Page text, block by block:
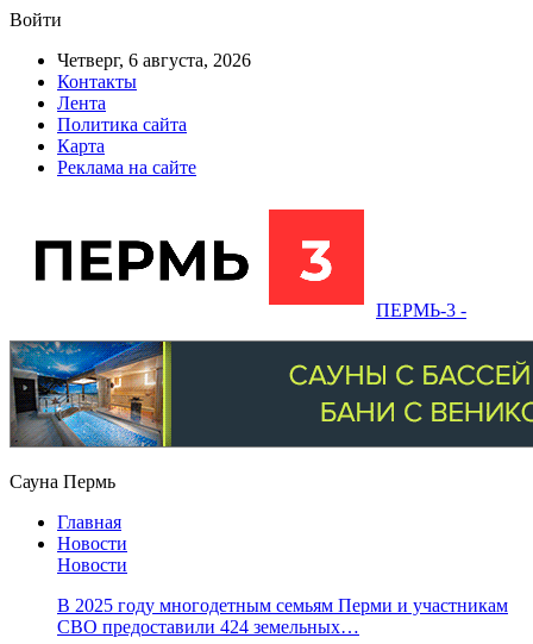
Войти
Четверг, 6 августа, 2026
Контакты
Лента
Политика сайта
Карта
Реклама на сайте
ПЕРМЬ-3 -
Сауна Пермь
Главная
Новости
Новости
В 2025 году многодетным семьям Перми и участникам
СВО предоставили 424 земельных…